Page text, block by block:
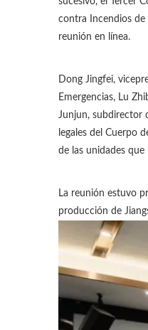
contra Incendios de
reunión en línea.
Dong Jingfei,
Emergencias, Lu
Junjun, subdirector
legales del Cuerpo
de las unidades
La reunión estuvo
producción de